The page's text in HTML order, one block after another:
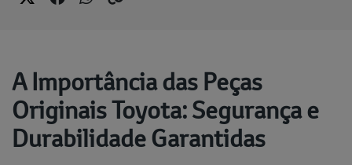
A Importância das Peças
Originais Toyota: Segurança e
Durabilidade Garantidas